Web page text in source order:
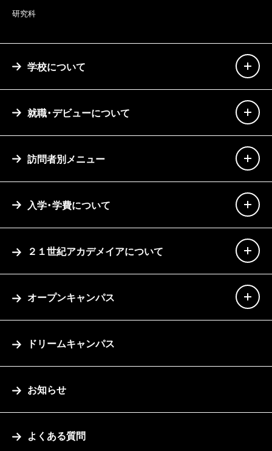
研究科
学校について
就職・デビューについて
訪問者別メニュー
入学・学費について
２１世紀アカデメイアについて
オープンキャンパス
ドリームキャンパス
お知らせ
よくある質問